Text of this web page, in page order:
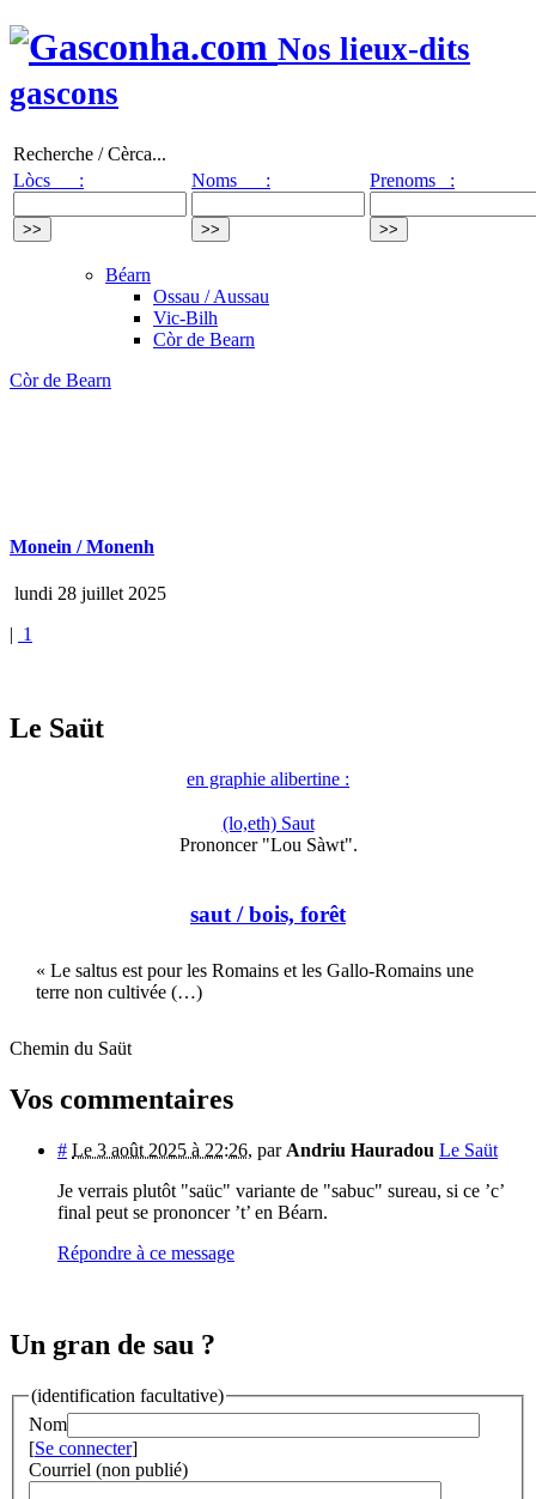
Nos lieux-dits
gascons
Recherche / Cèrca...
Lòcs :
Noms : Prenoms :
Béarn
Ossau / Aussau
Vic-Bilh
Còr de Bearn
Còr de Bearn
Monein / Monenh
lundi 28 juillet 2025
| 1
Le Saüt
en graphie alibertine :
(lo,eth) Saut
Prononcer "Lou Sàwt".
saut / bois, forêt
« Le saltus est pour les Romains et les Gallo-Romains une
terre non cultivée (…)
Chemin du Saüt
Vos commentaires
# Le 3 août 2025 à 22:26, par Andriu Hauradou Le Saüt
Je verrais plutôt "saüc" variante de "sabuc" sureau, si ce ’c’
final peut se prononcer ’t’ en Béarn.
Répondre à ce message
Un gran de sau ?
(identification facultative)
Nom
[Se connecter]
Courriel (non publié)